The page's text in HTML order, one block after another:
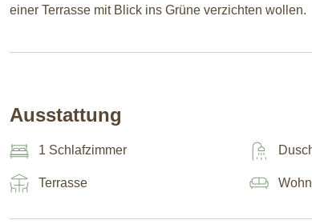
einer Terrasse mit Blick ins Grüne verzichten wollen.
Ausstattung
1 Schlafzimmer
Terrasse